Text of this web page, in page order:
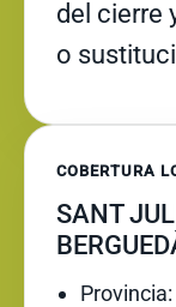
del cierre
o
COBERTURA
SANT